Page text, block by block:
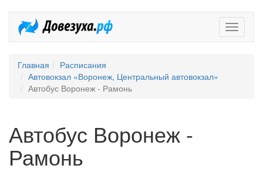
Главная
Расписания
Автовокзал «Воронеж, Центральный автовокзал»
Автобус Воронеж - Рамонь
Автобус Воронеж -
Рамонь